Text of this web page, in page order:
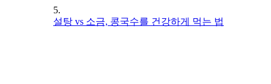
5.
설탕 vs 소금, 콩국수를 건강하게 먹는 법